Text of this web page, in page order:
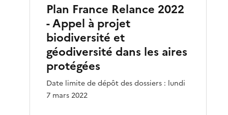
Plan France Relance 2022
- Appel à projet
biodiversité et
géodiversité dans les aires
protégées
Date limite de dépôt des dossiers : lundi
7 mars 2022